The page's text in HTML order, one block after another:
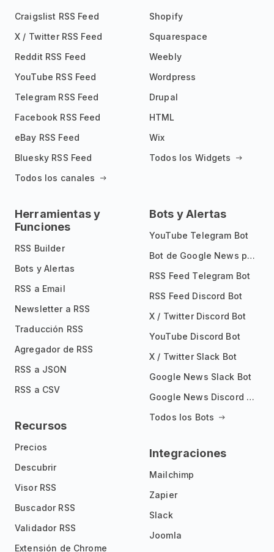
Craigslist RSS Feed
X / Twitter RSS Feed
Reddit RSS Feed
YouTube RSS Feed
Telegram RSS Feed
Facebook RSS Feed
eBay RSS Feed
Bluesky RSS Feed
Todos los canales
Shopify
Squarespace
Weebly
Wordpress
Drupal
HTML
Wix
Todos los Widgets
Herramientas y
Funciones
RSS Builder
Bots y Alertas
RSS a Email
Newsletter a RSS
Traducción RSS
Agregador de RSS
RSS a JSON
RSS a CSV
Recursos
Precios
Descubrir
Visor RSS
Buscador RSS
Validador RSS
Extensión de Chrome
Bots y Alertas
YouTube Telegram Bot
Bot de Google News para Telegram
RSS Feed Telegram Bot
RSS Feed Discord Bot
X / Twitter Discord Bot
YouTube Discord Bot
X / Twitter Slack Bot
Google News Slack Bot
Google News Discord Bot
Todos los Bots
Integraciones
Mailchimp
Zapier
Slack
Joomla